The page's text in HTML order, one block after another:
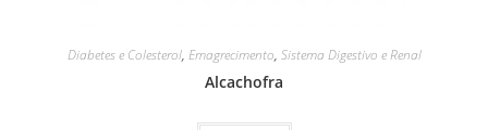
Diabetes e Colesterol, Emagrecimento, Sistema Digestivo e Renal
Alcachofra